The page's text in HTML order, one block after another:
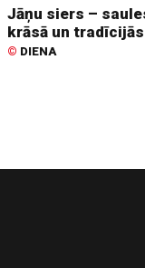
Jāņu siers –
krāsā un tradīcijās
© DIENA